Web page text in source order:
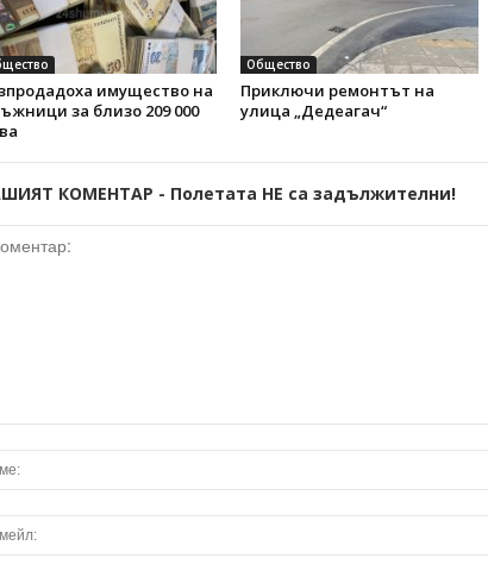
имущество на
за близо 209 000
Общество
Приключи ремонтът на
улица „Дедеагач“
КОМЕНТАР - Полетата НЕ са задължителни!